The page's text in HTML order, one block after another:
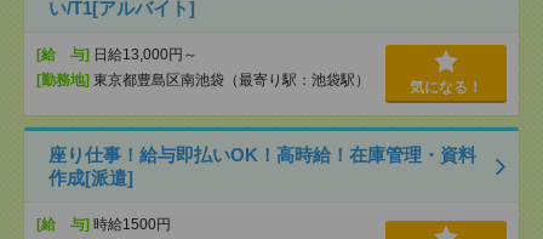
い/T1[アルバイト]
[給 与] 日給13,000円～
[勤務地] 東京都豊島区南池袋（最寄り駅：池袋駅） 気になる！
座り仕事！給与即払いOK！高時給！在庫管理・資料
作成[派遣]
[給 与] 時給1500円